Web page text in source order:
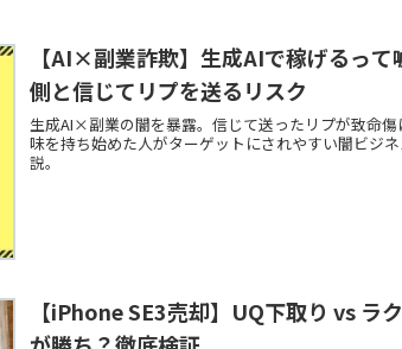
【AI×副業詐欺】生成AIで稼げるって
側と信じてリプを送るリスク
生成AI×副業の闇を暴露。信じて送ったリプが致命傷
味を持ち始めた人がターゲットにされやすい闇ビジ
説。
【iPhone SE3売却】UQ下取り vs ラ